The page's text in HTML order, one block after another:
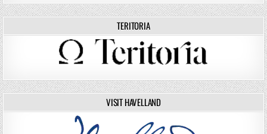
TERITORIA
VISIT HAVELLAND